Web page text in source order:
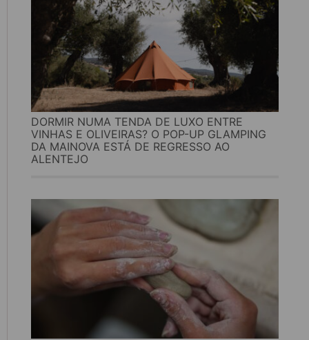
DORMIR NUMA TENDA DE LUXO ENTRE
VINHAS E OLIVEIRAS? O POP-UP GLAMPING
DA MAINOVA ESTÁ DE REGRESSO AO
ALENTEJO